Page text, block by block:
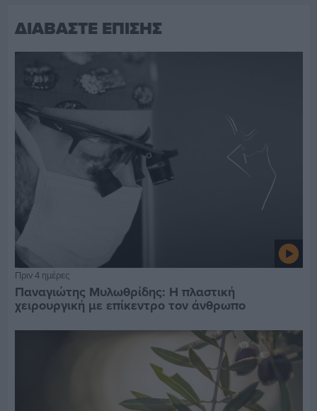
ΔΙΑΒΑΣΤΕ ΕΠΙΣΗΣ
Πριν 4 ημέρες
Παναγιώτης Μυλωθρίδης: Η πλαστική
χειρουργική με επίκεντρο τον άνθρωπο